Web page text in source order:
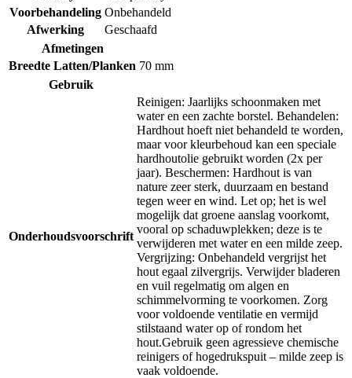
Voorbehandeling Onbehandeld
Afwerking
Geschaafd
Afmetingen
Breedte Latten/Planken 70 mm
Gebruik
Onderhoudsvoorschrift
Reinigen: Jaarlijks schoonmaken met
water en een zachte borstel. Behandelen:
Hardhout hoeft niet behandeld te worden,
maar voor kleurbehoud kan een speciale
hardhoutolie gebruikt worden (2x per
jaar). Beschermen: Hardhout is van
nature zeer sterk, duurzaam en bestand
tegen weer en wind. Let op; het is wel
mogelijk dat groene aanslag voorkomt,
vooral op schaduwplekken; deze is te
verwijderen met water en een milde zeep.
Vergrijzing: Onbehandeld vergrijst het
hout egaal zilvergrijs. Verwijder bladeren
en vuil regelmatig om algen en
schimmelvorming te voorkomen. Zorg
voor voldoende ventilatie en vermijd
stilstaand water op of rondom het
hout.Gebruik geen agressieve chemische
reinigers of hogedrukspuit – milde zeep is
vaak voldoende.